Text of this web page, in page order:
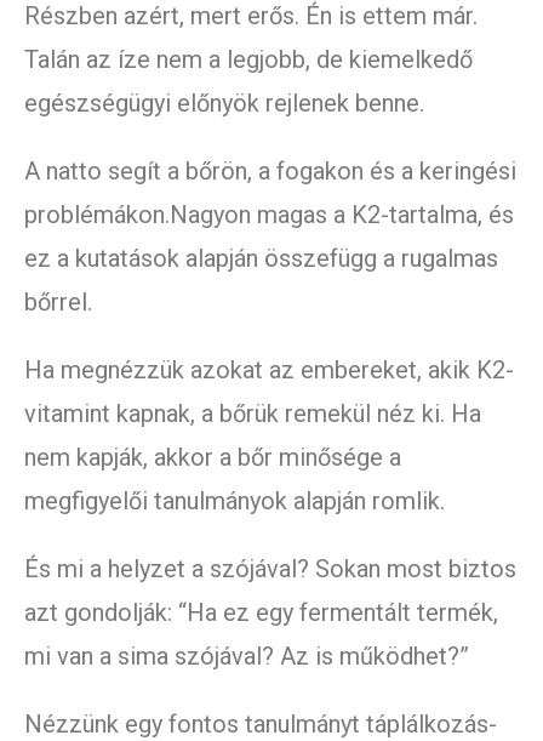
Részben azért, mert erős. Én is ettem már.
Talán az íze nem a legjobb, de kiemelkedő
egészségügyi előnyök rejlenek benne.
A natto segít a bőrön, a fogakon és a keringési
problémákon.Nagyon magas a K2-tartalma, és
ez a kutatások alapján összefügg a rugalmas
bőrrel.
Ha megnézzük azokat az embereket, akik K2-
vitamint kapnak, a bőrük remekül néz ki. Ha
nem kapják, akkor a bőr minősége a
megfigyelői tanulmányok alapján romlik.
És mi a helyzet a szójával? Sokan most biztos
azt gondolják: “Ha ez egy fermentált termék,
mi van a sima szójával? Az is működhet?”
Nézzünk egy fontos tanulmányt táplálkozás-